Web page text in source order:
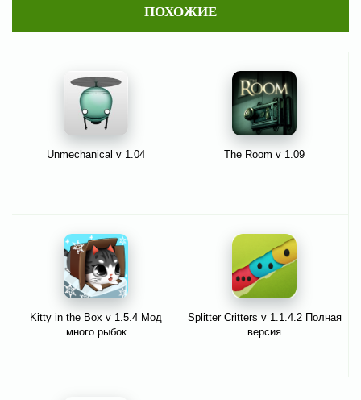
ПОХОЖИЕ
Unmechanical v 1.04 The Room v 1.09
Kitty in the Box v 1.5.4 Мод
много рыбок
Splitter Critters v 1.1.4.2 Полная
версия